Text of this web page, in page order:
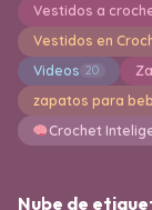
Vestidos a
Vestidos en
Videos 20
zapatos para
Crochet
Nube de